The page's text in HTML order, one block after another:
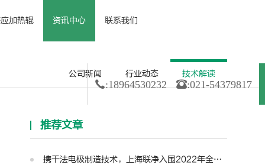
加热辊 资讯中心
· 技术解读
联系我们
:18964530232 :021-54379817
公司新闻 行业动态 技术解读
推荐文章
携干法电极制造技术，上海联净入围2022年全国颠覆性技术创新大赛